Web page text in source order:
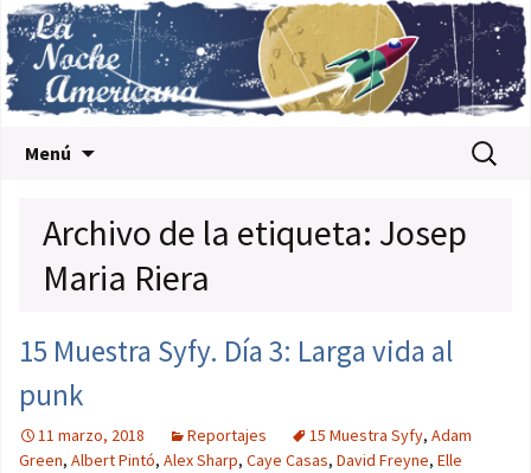
Menú Buscar:
Archivo de la etiqueta: Josep
Maria Riera
15 Muestra Syfy. Día 3: Larga vida al
punk
11 marzo, 2018 Reportajes 15 Muestra Syfy, Adam
Green, Albert Pintó, Alex Sharp, Caye Casas, David Freyne, Elle